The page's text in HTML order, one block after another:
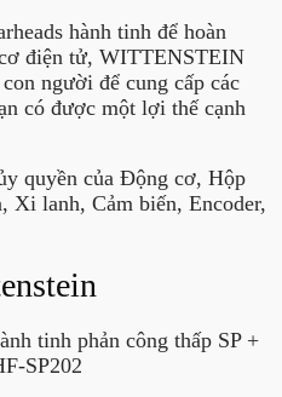
hành tinh để hoàn
điện tử, WITTENSTEIN
người để cung cấp các
có được một lợi thế cạnh
quyền của Động cơ, Hộp
Xi lanh, Cảm biến, Encoder,
tinh phản công thấp SP +
SP202